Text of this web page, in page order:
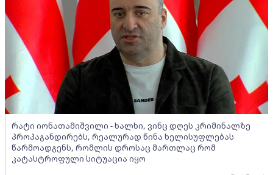
რატი იონათამიშვილი - ხალხი, ვინც დღეს კრიმინალზე
პროპაგანდირებს, რეალურად წინა ხელისუფლებას
წარმოადგენს, რომლის დროსაც მართლაც რომ
კატასტროფული სიტუაცია იყო